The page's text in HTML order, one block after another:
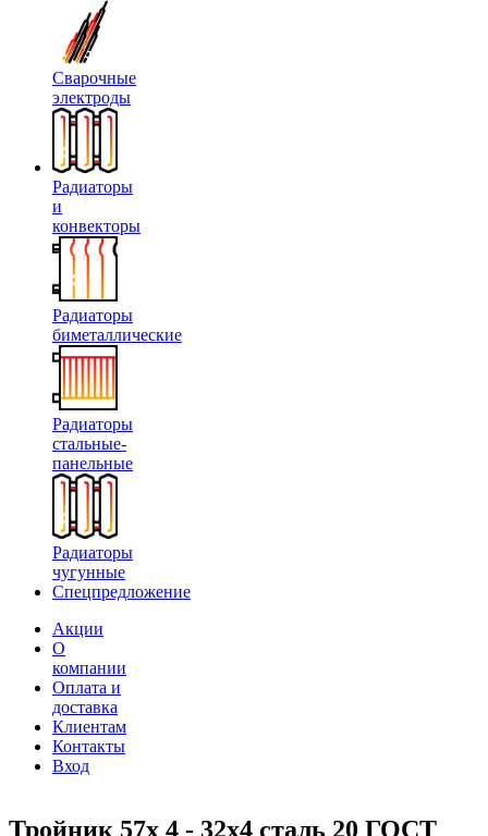
Сварочные
электроды
Радиаторы
и
конвекторы
Радиаторы
биметаллические
Радиаторы
стальные-
панельные
Радиаторы
чугунные
Спецпредложение
Акции
О
компании
Оплата и
доставка
Клиентам
Контакты
Вход
Тройник 57х 4 - 32х4 сталь 20 ГОСТ